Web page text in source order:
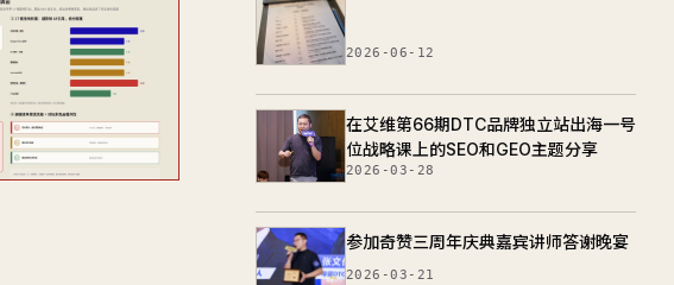
2026-06-12
在艾维第66期DTC品牌独立站出海一号
位战略课上的SEO和GEO主题分享
2026-03-28
参加奇赞三周年庆典嘉宾讲师答谢晚宴
2026-03-21